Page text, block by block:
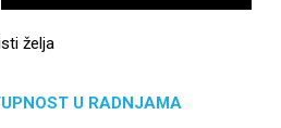
želja
U RADNJAMA